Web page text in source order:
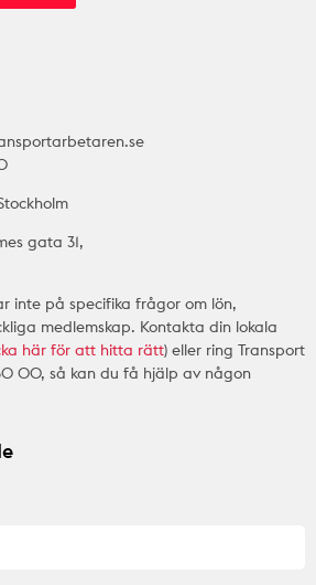
gata 31,
inte på specifika frågor om lön,
medlemskap. Kontakta din lokala
här för att hitta rätt) eller ring Transport
00, så kan du få hjälp av någon